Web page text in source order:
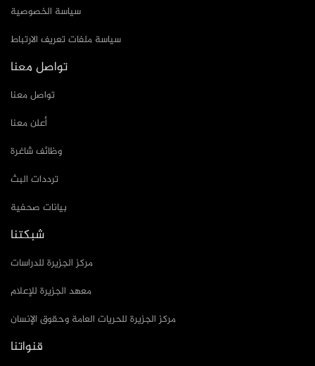
سياسة الخصوصية
سياسة ملفات تعريف الارتباط
تواصل معنا
تواصل معنا
أعلن معنا
وظائف شاغرة
ترددات البث
بيانات صحفية
شبكتنا
مركز الجزيرة للدراسات
معهد الجزيرة للإعلام
مركز الجزيرة للحريات العامة وحقوق الإنسان
قنواتنا